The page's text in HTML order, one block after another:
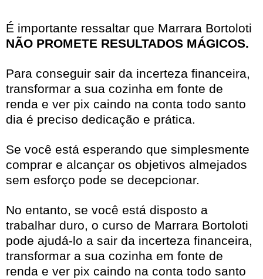
É importante ressaltar que Marrara Bortoloti
NÃO PROMETE RESULTADOS MÁGICOS.
Para conseguir sair da incerteza financeira,
transformar a sua cozinha em fonte de
renda e ver pix caindo na conta todo santo
dia é preciso dedicação e prática.
Se você está esperando que simplesmente
comprar e alcançar os objetivos almejados
sem esforço pode se decepcionar.
No entanto, se você está disposto a
trabalhar duro, o curso de Marrara Bortoloti
pode ajudá-lo a sair da incerteza financeira,
transformar a sua cozinha em fonte de
renda e ver pix caindo na conta todo santo